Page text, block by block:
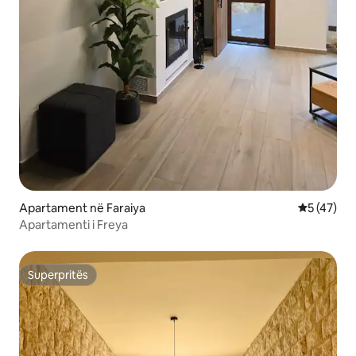
Apartament në Faraiya Vlerësimi
5 (47)
Apartamenti i Freya
Superpritës
Superpritës